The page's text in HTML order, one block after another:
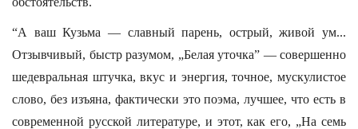
“А ваш Кузьма — славный парень, острый, живой ум...
Отзывчивый, быстр разумом, „Белая уточка” — совершенно
шедевральная штучка, вкус и энергия, точное, мускулистое
слово, без изъяна, фактически это поэма, лучшее, что есть в
современной русской литературе, и этот, как его, „На семь